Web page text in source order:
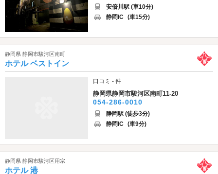
安倍川駅 (車10分)
静岡IC (車15分)
静岡県 静岡市駿河区南町
ホテル ベストイン
口コミ - 件
静岡県静岡市駿河区南町11-20
054-286-0010
静岡駅 (徒歩3分)
静岡IC (車9分)
静岡県 静岡市駿河区用宗
ホテル 港